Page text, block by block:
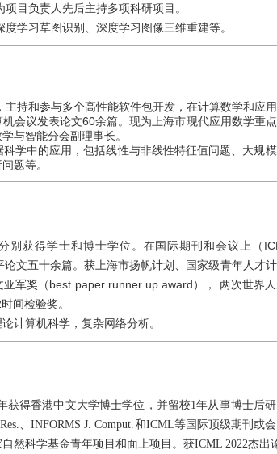
目负责人先后主持多项科研项目。
学习草图识别、深度学习图像三维重建等。
持和参与多个高性能软件包开发，在计算数学和应
会议发表论文60余篇。现为上海市现代应用数学重点
与智能分会副理事长。
学中的应用，包括线性与非线性特征值问题、大规
题等。
获得学士和博士学位。在国际期刊和会议上（
文五十余篇。获上海市扬帆计划、国家级青年人才
军奖（best paper runner up award）， 两次世界
间检验奖。
计算机科学，复杂网络分析。
获得香港中文大学博士学位，并留校1年从事博士后
、INFORMS J. Comput.和ICML等国际顶级期刊或
然科学基金青年项目和面上项目。获ICML 2022杰出